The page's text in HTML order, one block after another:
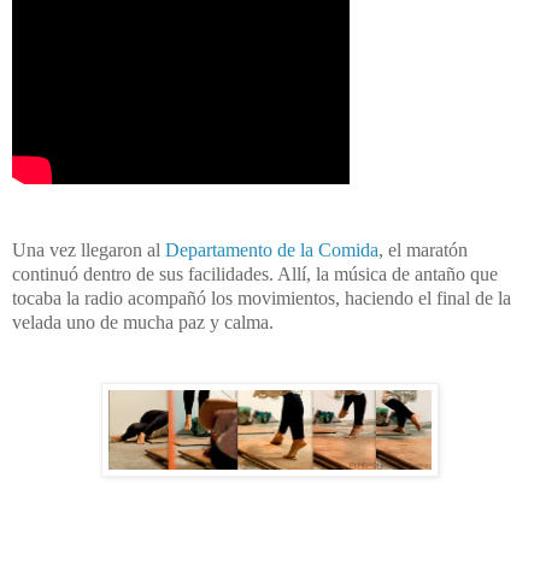
Una vez llegaron al Departamento de la Comida, el maratón
continuó dentro de sus facilidades. Allí, la música de antaño que
tocaba la radio acompañó los movimientos, haciendo el final de la
velada uno de mucha paz y calma.